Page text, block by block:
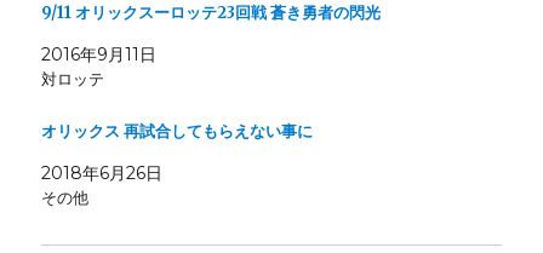
9/11 オリックスーロッテ23回戦 蒼き勇者の閃光
2016年9月11日
対ロッテ
オリックス 再試合してもらえない事に
2018年6月26日
その他